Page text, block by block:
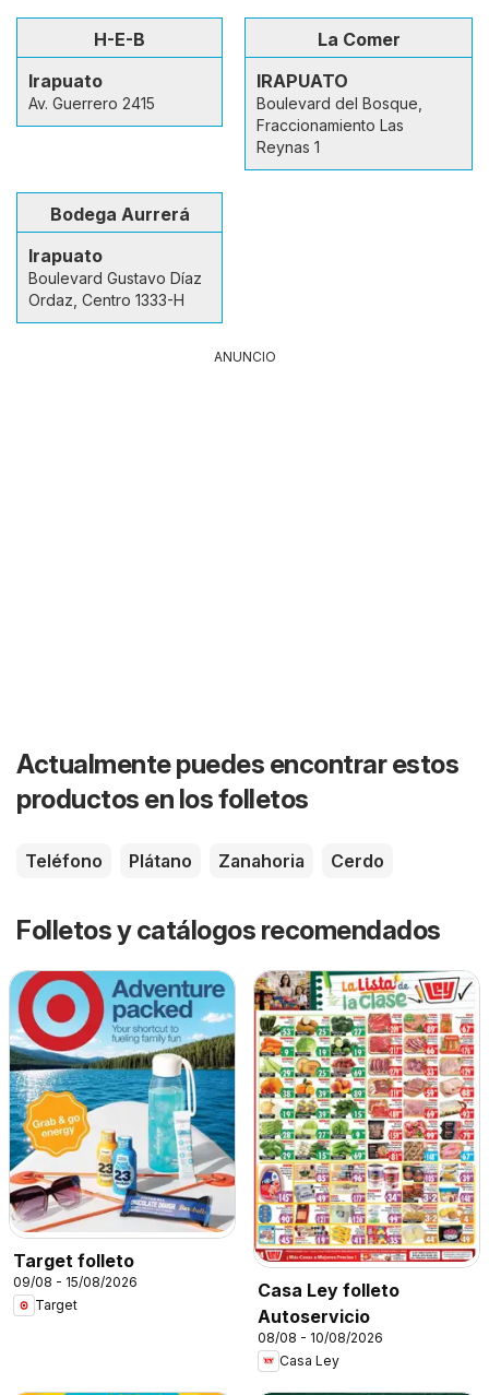
H-E-B
Irapuato
Av. Guerrero 2415
La Comer
IRAPUATO
Boulevard del Bosque,
Fraccionamiento Las
Reynas 1
Bodega Aurrerá
Irapuato
Boulevard Gustavo Díaz
Ordaz, Centro 1333-H
ANUNCIO
Actualmente puedes encontrar estos
productos en los folletos
Teléfono Plátano Zanahoria Cerdo
Folletos y catálogos recomendados
Target folleto
09/08 - 15/08/2026
Target
Casa Ley folleto
Autoservicio
08/08 - 10/08/2026
Casa Ley